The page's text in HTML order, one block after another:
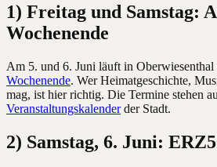
1) Freitag und Samstag:
Wochenende
Am 5. und 6. Juni läuft in Oberwiesenthal
Wochenende. Wer Heimatgeschichte,
mag, ist hier richtig. Die Termine stehen
Veranstaltungskalenderder Stadt.
2) Samstag, 6. Juni: